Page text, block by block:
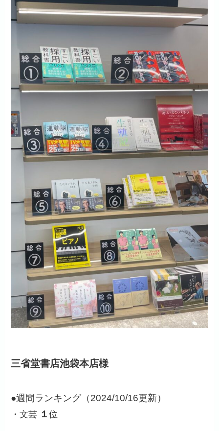
三省堂書店池袋本店様
●週間ランキング（2024/10/16更新）
・文芸 １位